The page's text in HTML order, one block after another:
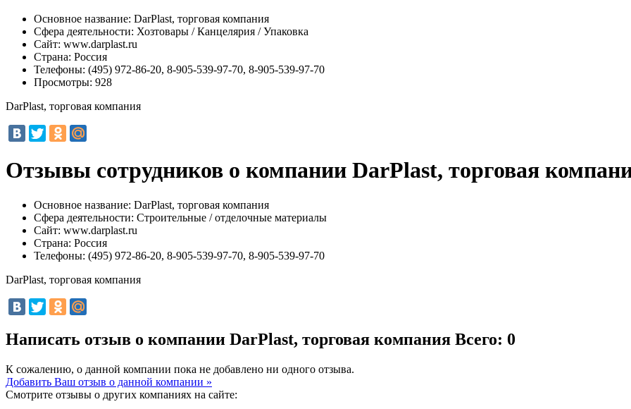
Основное название: DarPlast, торговая компания
Сфера деятельности: Хозтовары / Канцелярия / Упаковка
Сайт: www.darplast.ru
Страна: Россия
Телефоны: (495) 972-86-20, 8-905-539-97-70, 8-905-539-97-70
Просмотры: 928
DarPlast, торговая компания
Отзывы сотрудников о компании DarPlast, торговая
Основное название: DarPlast, торговая компания
Сфера деятельности: Строительные / отделочные материалы
Сайт: www.darplast.ru
Страна: Россия
Телефоны: (495) 972-86-20, 8-905-539-97-70, 8-905-539-97-70
DarPlast, торговая компания
Написать отзыв о компании DarPlast, торговая компания Всего: 0
К сожалению, о данной компании пока не добавлено ни одного отзыва.
Добавить Ваш отзыв о данной компании »
Смотрите отзывы о других компаниях на сайте: